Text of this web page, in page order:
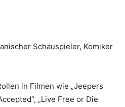
Schauspieler, Komiker
in Filmen wie „Jeepers
„Live Free or Die